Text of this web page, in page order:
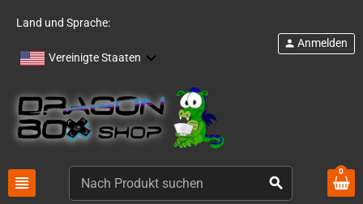
Land und Sprache:
Vereinigte Staaten
view_headline search
person Anmelden
0